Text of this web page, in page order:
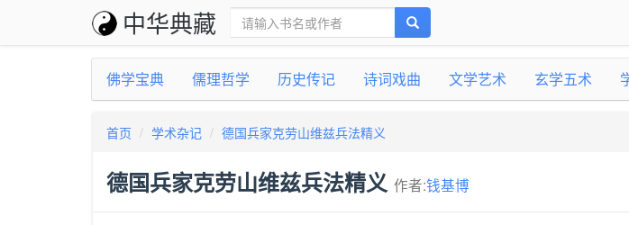
中华典藏
佛学宝典 儒理哲学 历史传记 诗词戏曲 文学艺术 玄学五术
首页 学术杂记 德国兵家克劳山维兹兵法精义
德国兵家克劳山维兹兵法精义 作者:钱基博